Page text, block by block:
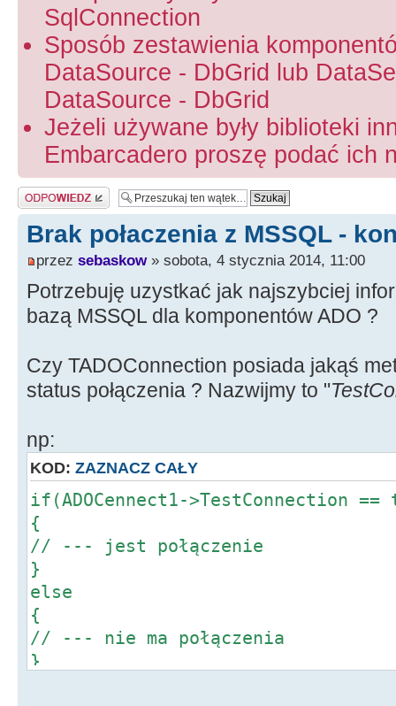
SqlConnection
Sposób zestawienia
DataSource - DbGrid lub
DataSource - DbGrid
Jeżeli używane były biblioteki
Embarcadero proszę podać ich
Odpowiedz
Brak połaczenia z MSSQL -
przez sebaskow» sobota, 4 stycznia 2014, 11:00
Potrzebuję uzystkać jak najszybciej
bazą MSSQL dla komponentów ADO ?
Czy TADOConnection posiada jakąś
status połączenia ? Nazwijmy to "
np:
KOD: ZAZNACZ CAŁY
if(ADOCennect1->TestConnection
{
// --- jest połączenie
}
else
{
// --- nie ma połączenia
}